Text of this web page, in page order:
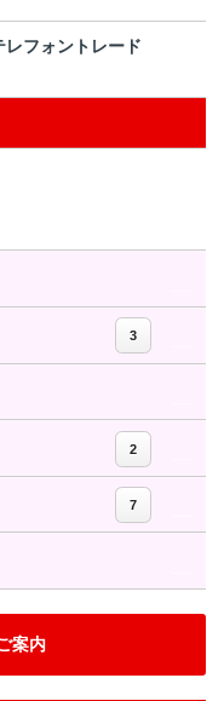
フォントレード
3
2
7
案内